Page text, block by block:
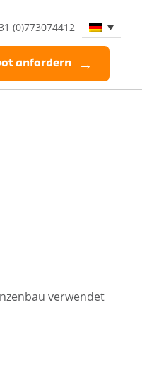
(0)773074412
anfordern
verwendet